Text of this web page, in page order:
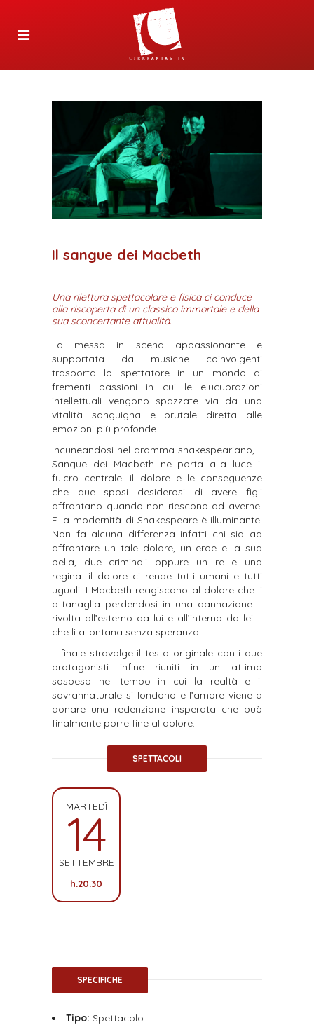
Il sangue dei Macbeth
Una rilettura spettacolare e fisica ci conduce
alla riscoperta di un classico immortale e della
sua sconcertante attualità.
La messa in scena appassionante e
supportata da musiche coinvolgenti
trasporta lo spettatore in un mondo di
frementi passioni in cui le elucubrazioni
intellettuali vengonospazzate via da una
vitalità sanguigna e brutale diretta alle
emozioni più profonde.
Incuneandosi nel dramma shakespeariano, Il
Sangue dei Macbeth ne porta alla luce il
fulcro centrale: il dolore e le conseguenze
che due sposi desiderosi di avere figli
affrontano quando non riescono ad averne.
E la modernità di Shakespeare è illuminante.
Non fa alcuna differenza infatti chi sia ad
affrontare un tale dolore, un eroe e la sua
bella, due criminali oppure un re e una
regina: il dolore ci rende tutti umani e tutti
uguali. I Macbeth reagiscono al dolore che li
attanaglia perdendosi in una dannazione –
rivolta all’esterno da lui e all’interno da lei –
che li allontana senza speranza.
Il finale stravolge il testo originale con i due
protagonisti infine riuniti in un attimo
sospeso nel tempo in cui la realtà e il
sovrannaturale si fondono e l’amore viene a
donare una redenzione insperata che può
finalmente porre fine al dolore.
SPETTACOLI
MARTEDÌ
14
SETTEMBRE
h.20.30
SPECIFICHE
Tipo: Spettacolo